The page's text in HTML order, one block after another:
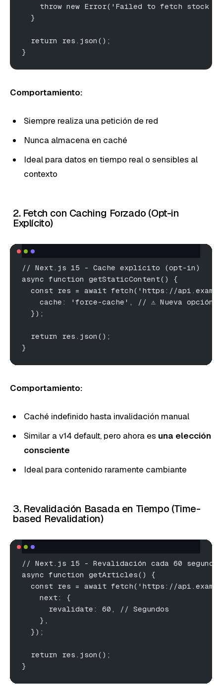
throw new Error('Failed to fetch stock
  }
  return res.json();
}
Comportamiento:
Siempre realiza una petición de red
Nunca almacena en caché
Ideal para datos en tiempo real o sensibles al
contexto
2. Fetch con Caching Forzado (Opt-in
Explícito)
// Next.js 15 - Cache explícito (opt-in)
async function getStaticContent() {
const res = await fetch('https://
cache: 'force-cache', // ⚠️ Nueva opción
  });
  return res.json();
}
Comportamiento:
Caché indefinido hasta invalidación manual
Similar a v14 default, pero ahora es una elección
consciente
Ideal para contenido raramente cambiante
3. Revalidación Basada en Tiempo (Time-
based Revalidation)
// Next.js 15 - Revalidación cada 60 segundos
async function getArticles() {
const res = await fetch('https://
    next: {
      revalidate: 60, // Segundos
    },
  });
  return res.json();
}